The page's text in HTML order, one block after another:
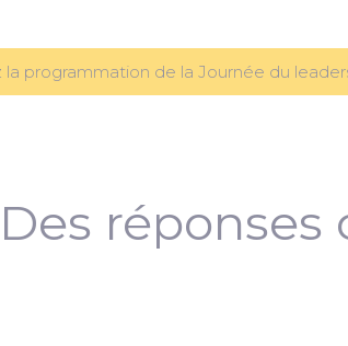
la programmation de la Journée du
Des